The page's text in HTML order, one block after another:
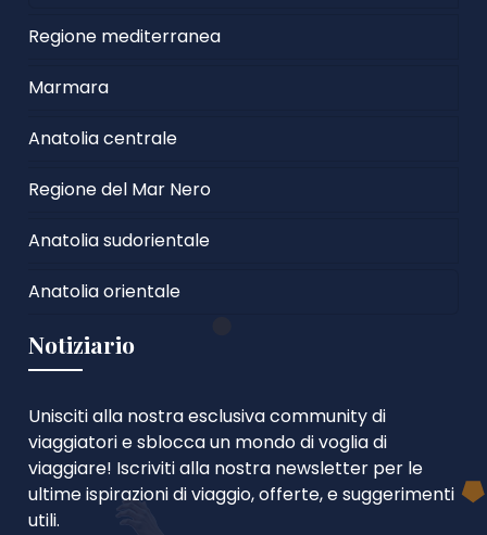
Regione mediterranea
Marmara
Anatolia centrale
Regione del Mar Nero
Anatolia sudorientale
Anatolia orientale
Notiziario
Unisciti alla nostra esclusiva community di
viaggiatori e sblocca un mondo di voglia di
viaggiare! Iscriviti alla nostra newsletter per le
ultime ispirazioni di viaggio, offerte, e suggerimenti
utili.